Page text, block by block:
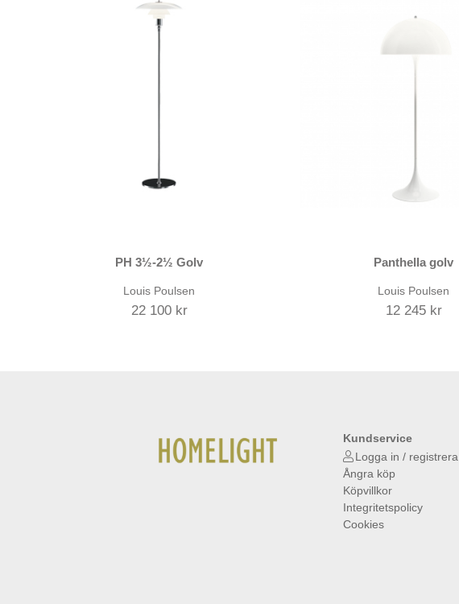
PH 3½-2½ Golv
Louis Poulsen
22 100 kr
Panthella golv
Louis Poulsen
12 245 kr
Kundservice
Logga in / registrera
Ångra köp
Köpvillkor
Integritetspolicy
Cookies